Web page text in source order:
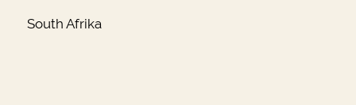
South Afrika